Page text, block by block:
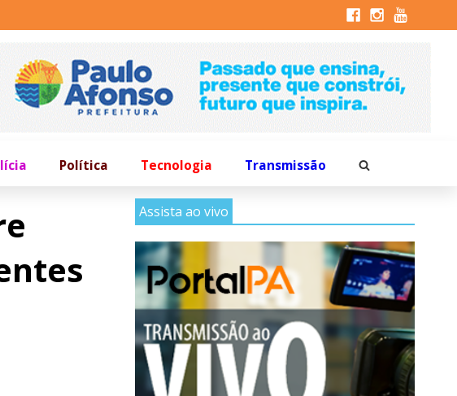
Política Tecnologia Transmissão
Assista ao vivo